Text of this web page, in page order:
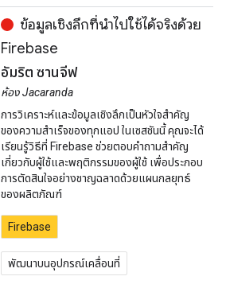
ข้อมูลเชิงลึกที่นำไปใช้ได้จริงด้วย
Firebase
อัมริต ซานจีฟ
ห้อง Jacaranda
การวิเคราะห์และข้อมูลเชิงลึกเป็นหัวใจสำคัญ
ของความสำเร็จของทุกแอป ในเซสชันนี้ คุณจะได้
เรียนรู้วิธีที่ Firebase ช่วยตอบคำถามสำคัญ
เกี่ยวกับผู้ใช้และพฤติกรรมของผู้ใช้ เพื่อประกอบ
การตัดสินใจอย่างชาญฉลาดด้วยแผนกลยุทธ์
ของผลิตภัณฑ์
Firebase
พัฒนาบนอุปกรณ์เคลื่อนที่